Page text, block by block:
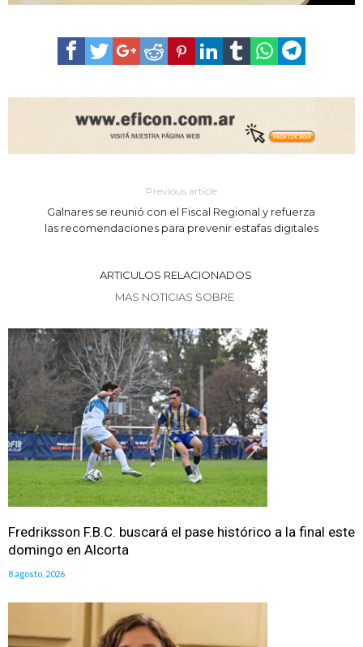
Previous article
Galnares se reunió con el Fiscal Regional y refuerza
las recomendaciones para prevenir estafas digitales
ARTICULOS RELACIONADOS
MAS NOTICIAS SOBRE
Fredriksson F.B.C. buscará el pase histórico a la final este
domingo en Alcorta
8 agosto, 2026